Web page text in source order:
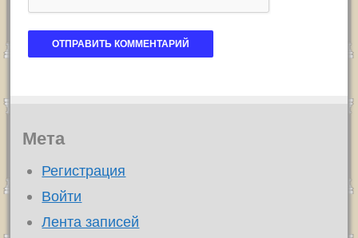
Мета
Регистрация
Войти
Лента записей